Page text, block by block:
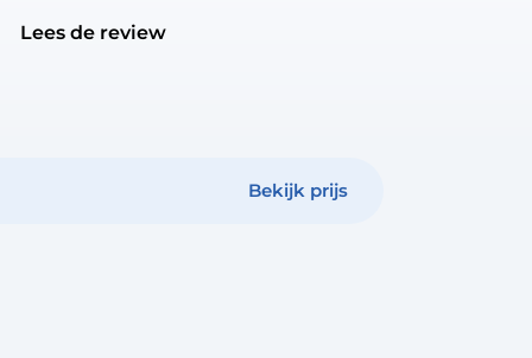
Lees de review
Bekijk prijs